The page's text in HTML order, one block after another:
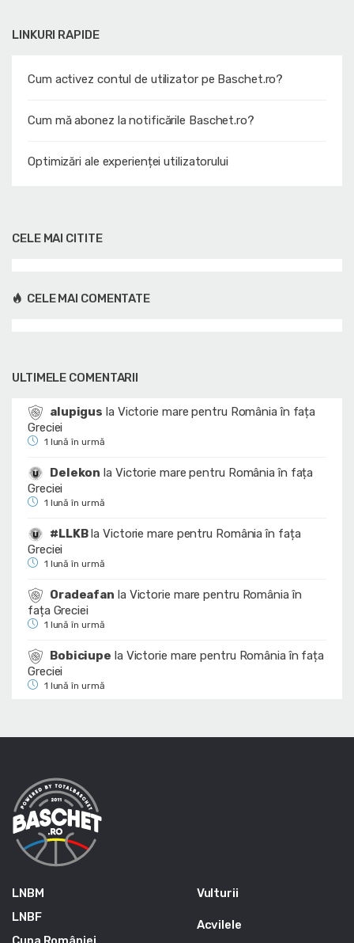
LINKURI RAPIDE
Cum activez contul de utilizator pe Baschet.ro?
Cum mă abonez la notificările Baschet.ro?
Optimizări ale experienței utilizatorului
CELE MAI CITITE
CELE MAI COMENTATE
ULTIMELE COMENTARII
alupigus la Victorie mare pentru România în fața
Greciei
1 lună în urmă
Delekon la Victorie mare pentru România în fața
Greciei
1 lună în urmă
#LLKBlaVictorie mare pentru România în fața
Greciei
1 lună în urmă
Oradeafan la Victorie mare pentru România în
fața Greciei
1 lună în urmă
Bobiciupe la Victorie mare pentru România în fața
Greciei
1 lună în urmă
LNBM
LNBF
Vulturii
Acvilele